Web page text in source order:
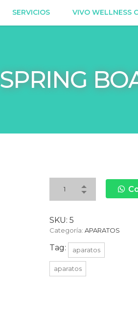
SERVICIOS VIVO WELLNESS
SPRING
SKU: 5
Categoría: APARATOS
Tag: aparatos
aparatos